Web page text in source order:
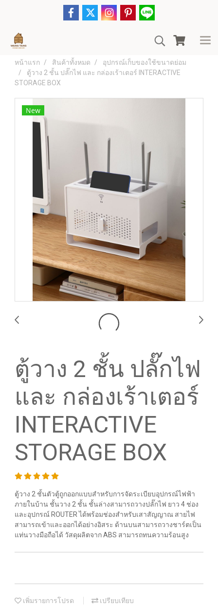
หน้าแรก สินค้าทั้งหมด
อุปกรณ์เก็บของใช้ขนาดย่อม
ตู้วาง 2 ชั้น ปลั๊กไฟ และ กล่องเร้าเตอร์ INTERACTIVE
STORAGE BOX
New
ตู้วาง 2 ชั้น ปลั๊กไฟ
และ กล่องเร้าเตอร์
INTERACTIVE
STORAGE BOX
ตู้วาง 2 ชั้นตัวตู้ถูกออกแบบสำหรับการจัดระเบียบอุปกรณ์ไฟฟ้า
ภายในบ้าน ชั้นวาง 2 ชั้น ชั้นล่างสามารถวางปลั๊กไฟ ยาว 4 ช่อง
และอุปกรณ์ ROUTER ได้พร้อมช่องสำหรับเสาสัญญาณ สายไฟ
สามารถเข้าและออกได้อย่างอิสระ ด้านบนสามารถวางชาร์ตเป็น
แท่นวางมือถือได้ วัสดุผลิตจาก ABS สามารถทนความร้อนสูง
เพิ่มรายการโปรด เปรียบเทียบ